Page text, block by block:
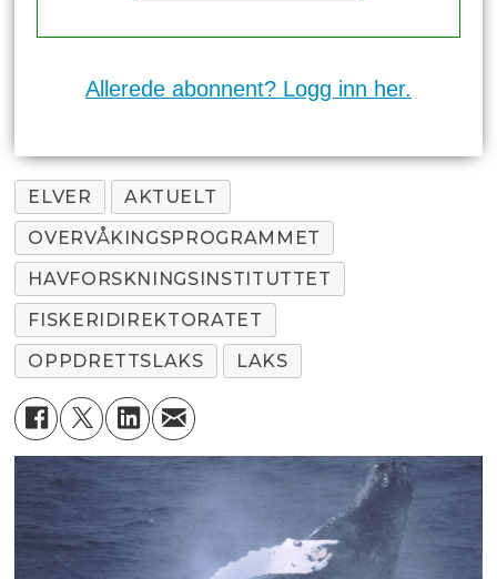
Allerede abonnent? Logg inn her.
ELVER
AKTUELT
OVERVÅKINGSPROGRAMMET
HAVFORSKNINGSINSTITUTTET
FISKERIDIREKTORATET
OPPDRETTSLAKS
LAKS